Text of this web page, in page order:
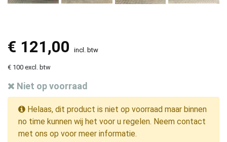
€ 121,00 incl. btw
€ 100 excl. btw
Niet op voorraad
Helaas, dit product is niet op voorraad maar binnen
no time kunnen wij het voor u regelen. Neem contact
met ons op voor meer informatie.